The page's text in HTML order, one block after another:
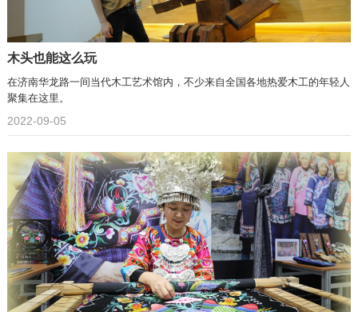
木头也能这么玩
在济南华龙路一间当代木工艺术馆内，不少来自全国各地热爱木工的年轻人
聚集在这里。
2022-09-05